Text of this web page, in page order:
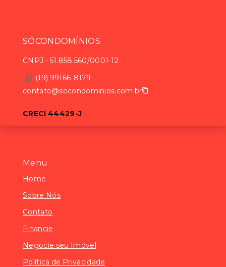
Menu
Home
Sobre Nós
Contato
Financie
Negocie seu Imóvel
Política de Privacidade
SÓCONDOMÍNIOS
CNPJ - 51.858.560/0001-12
(19) 99166-8179
contato@socondominios.com.br
CRECI 44429-J